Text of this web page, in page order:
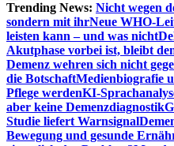
Trending News: Nicht wegen
sondern mit ihrNeue WHO-
leisten kann – und was nicht
Akutphase vorbei ist, bleibt
Demenz wehren sich nicht
die BotschaftMedienbiografie
Pflege werdenKI-
aber keine Demenzdiagnostik
Studie liefert Warnsignal
Bewegung und gesunde